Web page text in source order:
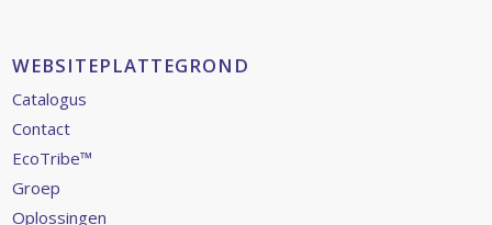
WEBSITEPLATTEGROND
Catalogus
Contact
EcoTribe™
Groep
Oplossingen